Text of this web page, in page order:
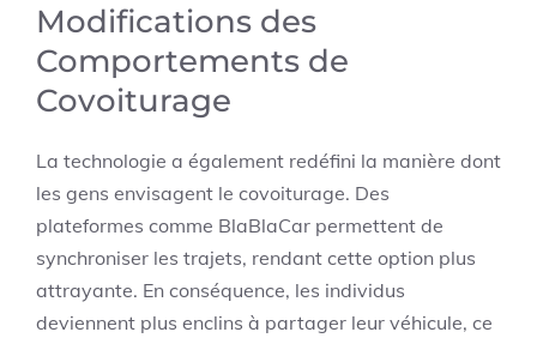
Modifications des
Comportements de
Covoiturage
La technologie a également redéfini la manière dont
les gens envisagent le covoiturage. Des
plateformes comme BlaBlaCar permettent de
synchroniser les trajets, rendant cette option plus
attrayante. En conséquence, les individus
deviennent plus enclins à partager leur véhicule, ce